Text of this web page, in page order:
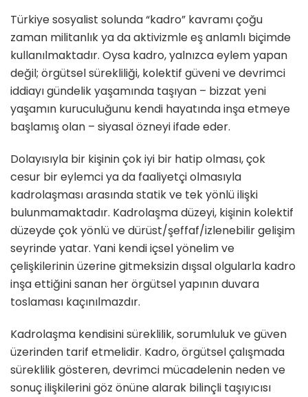
Türkiye sosyalist solunda “kadro” kavramı çoğu
zaman militanlık ya da aktivizmle eş anlamlı biçimde
kullanılmaktadır. Oysa kadro, yalnızca eylem yapan
değil; örgütsel sürekliliği, kolektif güveni ve devrimci
iddiayı gündelik yaşamında taşıyan – bizzat yeni
yaşamın kuruculuğunu kendi hayatında inşa etmeye
başlamış olan – siyasal özneyi ifade eder.
Dolayısıyla bir kişinin çok iyi bir hatip olması, çok
cesur bir eylemci ya da faaliyetçi olmasıyla
kadrolaşması arasında statik ve tek yönlü ilişki
bulunmamaktadır. Kadrolaşma düzeyi, kişinin kolektif
düzeyde çok yönlü ve dürüst/şeffaf/izlenebilir gelişim
seyrinde yatar. Yani kendi içsel yönelim ve
çelişkilerinin üzerine gitmeksizin dışsal olgularla kadro
inşa ettiğini sanan her örgütsel yapının duvara
toslaması kaçınılmazdır.
Kadrolaşma kendisini süreklilik, sorumluluk ve güven
üzerinden tarif etmelidir. Kadro, örgütsel çalışmada
süreklilik gösteren, devrimci mücadelenin neden ve
sonuç ilişkilerini göz önüne alarak bilinçli taşıyıcısı